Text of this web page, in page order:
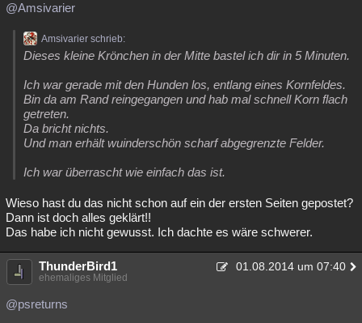
Besucht
Lesenswert Schlüsselwörter
@Amsivarier
Amsivarier schrieb:
Dieses kleine Krönchen in der Mitte bastel ich dir in 5 Minuten.
Ich war gerade mit den Hunden los, entlang eines Kornfeldes.
Bin da am Rand reingegangen und hab mal schnell Korn flach
getreten.
Da bricht nichts.
Und man erhält wuinderschön scharf abgegrenzte Felder.
Ich war überrascht wie einfach das ist.
Wieso hast du das nicht schon auf ein der ersten Seiten gepostet?
Dann ist doch alles geklärt!!
Das habe ich nicht gewusst. Ich dachte es wäre schwerer.
ThunderBird1 01.08.2014 um 07:40
ehemaliges Mitglied
@psreturns